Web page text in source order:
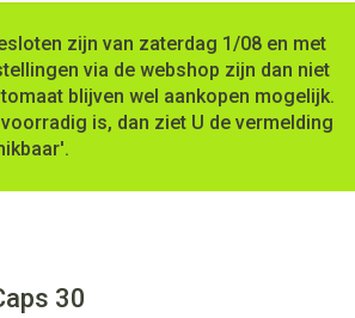
zijn van zaterdag 1/08 en met
via de webshop zijn dan niet
blijven wel aankopen mogelijk.
is, dan ziet U de vermelding
30